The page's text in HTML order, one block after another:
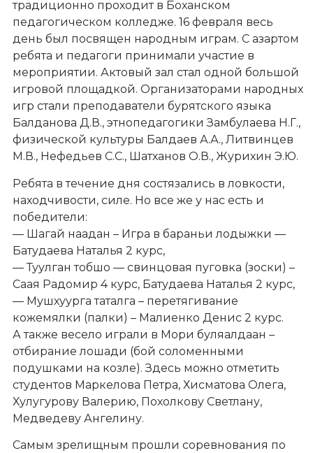
традиционно проходит в Боханском
педагогическом колледже. 16 февраля весь
день был посвящен народным играм. С азартом
ребята и педагоги принимали участие в
мероприятии. Актовый зал стал одной большой
игровой площадкой. Организаторами народных
игр стали преподаватели бурятского языка
Балданова Д.В., этнопедагогики Замбулаева Н.Г.,
физической культуры Балдаев А.А., Литвинцев
М.В., Нефедьев С.С., Шатханов О.В., Журихин Э.Ю.
Ребята в течение дня состязались в ловкости,
находчивости, силе. Но все же у нас есть и
победители:
— Шагай наадан – Игра в бараньи лодыжки —
Батудаева Наталья 2 курс,
— Туулган тобшо — свинцовая пуговка (зоски) –
Саая Радомир 4 курс, Батудаева Наталья 2 курс,
— Мушхуурга таталга – перетягивание
кожемялки (палки) – Малиенко Денис 2 курс.
А также весело играли в Мори буляалдаан –
отбирание лошади (бой соломенными
подушками на козле). Здесь можно отметить
студентов Маркелова Петра, Хисматова Олега,
Хулугурову Валерию, Похолкову Светлану,
Медведеву Ангелину.
Самым зрелищным прошли соревнования по